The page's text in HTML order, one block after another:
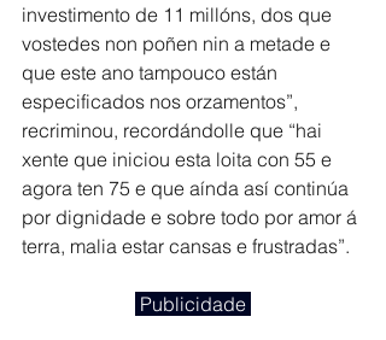
investimento de 11 millóns, dos que
vostedes non poñen nin a metade e
que este ano tampouco están
especificados nos orzamentos”,
recriminou, recordándolle que “hai
xente que iniciou esta loita con 55 e
agora ten 75 e que aínda así continúa
por dignidade e sobre todo por amor á
terra, malia estar cansas e frustradas”.
Publicidade